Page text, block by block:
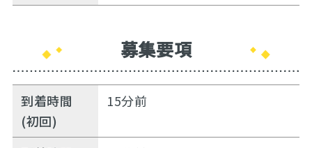
募集要項
到着時間
(初回)
15分前